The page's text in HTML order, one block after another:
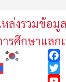
ล่งรวมข้อมู
รศึกษาแลก